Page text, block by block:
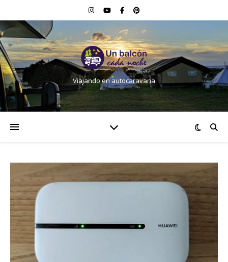
Viajando en autocaravana